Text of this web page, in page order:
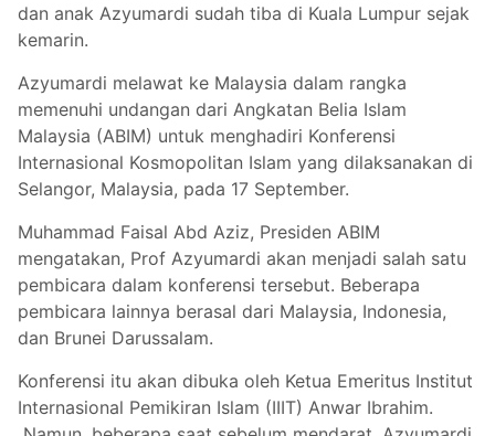
dan anak Azyumardi sudah tiba di Kuala Lumpur sejak
kemarin.
Azyumardi melawat ke Malaysia dalam rangka
memenuhi undangan dari Angkatan Belia Islam
Malaysia (ABIM) untuk menghadiri Konferensi
Internasional Kosmopolitan Islam yang dilaksanakan di
Selangor, Malaysia, pada 17 September.
Muhammad Faisal Abd Aziz, Presiden ABIM
mengatakan, Prof Azyumardi akan menjadi salah satu
pembicara dalam konferensi tersebut. Beberapa
pembicara lainnya berasal dari Malaysia, Indonesia,
dan Brunei Darussalam.
Konferensi itu akan dibuka oleh Ketua Emeritus Institut
Internasional Pemikiran Islam (IIIT) Anwar Ibrahim.